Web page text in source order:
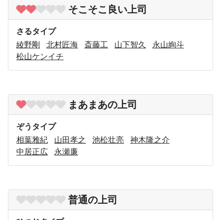
そこそこ良い上司
さるタイプ
綾野剛
北村匠海 斎藤工 山下智久
永山絢斗
松山ケンイチ
まあまあの上司
ぞうタイプ
相葉雅紀
山田孝之 池松壮亮
神木隆之介
中居正広
永瀬廉
普通の上司